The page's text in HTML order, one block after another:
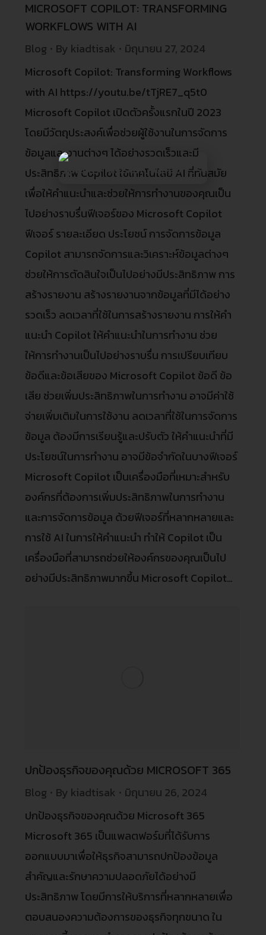
MICROSOFT COPILOT: TRANSFORMING
WORKFLOWS WITH AI
Blog By kiadtisak
มิถุนายน 27, 2024
Microsoft Copilot: Transforming Workflows
with AI https://youtu.be/tTjRE7_q5t0
Microsoft Copilot เปิดตัวครั้งแรกในปี 2023
โดยมีวัตถุประสงค์เพื่อช่วยผู้ใช้งานในการจัดการ
ข้อมูลและงานต่างๆ ได้อย่างรวดเร็วและมี
ประสิทธิภาพ Copilot ใช้เทคโนโลยี AI ที่ทันสมัย
เพื่อให้คำแนะนำและช่วยให้การทำงานของคุณเป็น
ไปอย่างราบรื่นฟีเจอร์ของ Microsoft Copilot
ฟีเจอร์ รายละเอียด ประโยชน์ การจัดการข้อมูล
Copilot สามารถจัดการและวิเคราะห์ข้อมูลต่างๆ
ช่วยให้การตัดสินใจเป็นไปอย่างมีประสิทธิภาพ การ
สร้างรายงาน สร้างรายงานจากข้อมูลที่มีได้อย่าง
รวดเร็ว ลดเวลาที่ใช้ในการสร้างรายงาน การให้คำ
แนะนำ Copilot ให้คำแนะนำในการทำงาน ช่วย
ให้การทำงานเป็นไปอย่างราบรื่น การเปรียบเทียบ
ข้อดีและข้อเสียของ Microsoft Copilot ข้อดี ข้อ
เสีย ช่วยเพิ่มประสิทธิภาพในการทำงาน อาจมีค่าใช้
จ่ายเพิ่มเติมในการใช้งาน ลดเวลาที่ใช้ในการจัดการ
ข้อมูล ต้องมีการเรียนรู้และปรับตัว ให้คำแนะนำที่มี
ประโยชน์ในการทำงาน อาจมีข้อจำกัดในบางฟีเจอร์
Microsoft Copilot เป็นเครื่องมือที่เหมาะสำหรับ
องค์กรที่ต้องการเพิ่มประสิทธิภาพในการทำงาน
และการจัดการข้อมูล ด้วยฟีเจอร์ที่หลากหลายและ
การใช้ AI ในการให้คำแนะนำ ทำให้ Copilot เป็น
เครื่องมือที่สามารถช่วยให้องค์กรของคุณเป็นไป
อย่างมีประสิทธิภาพมากขึ้น Microsoft Copilot…
ปกป้องธุรกิจของคุณด้วย MICROSOFT 365
Blog By kiadtisak
มิถุนายน 26, 2024
ปกป้องธุรกิจของคุณด้วย Microsoft 365
Microsoft 365 เป็นแพลตฟอร์มที่ได้รับการ
ออกแบบมาเพื่อให้ธุรกิจสามารถปกป้องข้อมูล
สำคัญและรักษาความปลอดภัยได้อย่างมี
ประสิทธิภาพ โดยมีการให้บริการที่หลากหลายเพื่อ
ตอบสนองความต้องการของธุรกิจทุกขนาด ใน